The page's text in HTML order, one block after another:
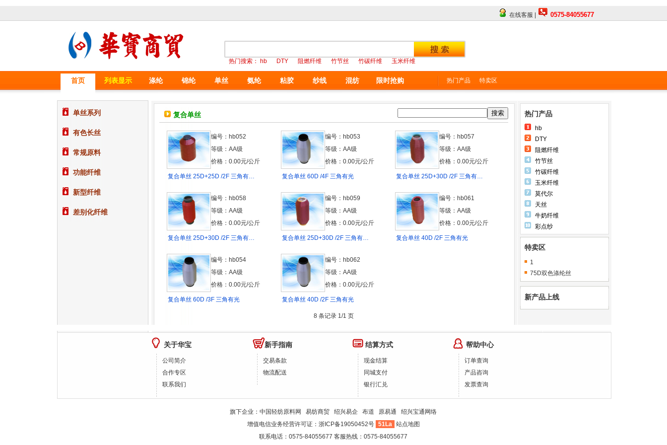
在线客服 | 0575-84055677
热门搜索： hb DTY 阻燃纤维 竹节丝 竹碳纤维 玉米纤维
首页 列表显示 涤纶 锦纶 单丝 氨纶 粘胶 纱线 混纺 限时抢购 热门产品 特卖区
单丝系列
有色长丝
常规原料
功能纤维
新型纤维
差别化纤维
复合单丝 搜索
编号：hb052
等级：AA级
价格：0.00元/公斤
复合单丝 25D+25D /2F 三角有…
编号：hb053
等级：AA级
价格：0.00元/公斤
复合单丝 60D /4F 三角有光
编号：hb057
等级：AA级
价格：0.00元/公斤
复合单丝 25D+30D /2F 三角有…
编号：hb058
等级：AA级
价格：0.00元/公斤
复合单丝 25D+30D /2F 三角有…
编号：hb059
等级：AA级
价格：0.00元/公斤
复合单丝 25D+30D /2F 三角有…
编号：hb061
等级：AA级
价格：0.00元/公斤
复合单丝 40D /2F 三角有光
编号：hb054
等级：AA级
价格：0.00元/公斤
复合单丝 60D /3F 三角有光
编号：hb062
等级：AA级
价格：0.00元/公斤
复合单丝 40D /2F 三角有光
8 条记录 1/1 页
热门产品
hb
DTY
阻燃纤维
竹节丝
竹碳纤维
玉米纤维
莫代尔
天丝
牛奶纤维
彩点纱
特卖区
1
75D双色涤纶丝
新产品上线
关于华宝
公司简介
合作专区
联系我们
新手指南
交易条款
物流配送
结算方式
现金结算
同城支付
银行汇兑
帮助中心
订单查询
产品咨询
发票查询
旗下企业：中国轻纺原料网 易纺商贸 绍兴易企 布道 原易通
绍兴宝通网络
增值电信业务经营许可证： 浙ICP备19050452号 51La 站点地图
联系电话：0575-84055677 客服热线：0575-84055677